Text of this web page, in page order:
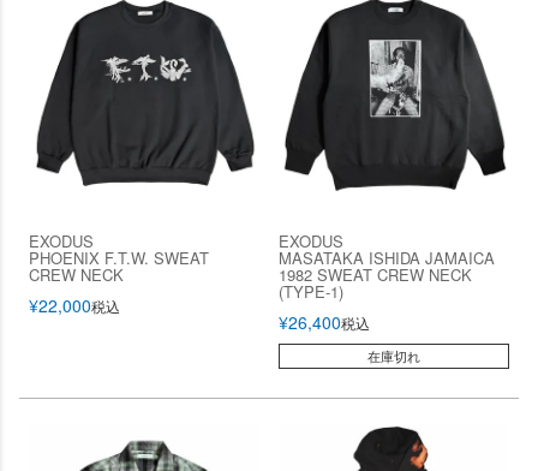
EXODUS
PHOENIX F.T.W. SWEAT
CREW NECK
¥22,000税込
EXODUS
MASATAKA ISHIDA JAMAICA
1982 SWEAT CREW NECK
(TYPE-1)
¥26,400税込
在庫切れ